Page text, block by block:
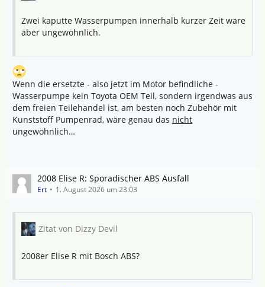
Zwei kaputte Wasserpumpen innerhalb kurzer Zeit wäre
aber ungewöhnlich.
Wenn die ersetzte - also jetzt im Motor befindliche -
Wasserpumpe kein Toyota OEM Teil, sondern irgendwas aus
dem freien Teilehandel ist, am besten noch Zubehör mit
Kunststoff Pumpenrad, wäre genau das nicht
ungewöhnlich…
2008 Elise R: Sporadischer ABS Ausfall
Ert 1. August 2026 um 23:03
Zitat von Dizzy Devil
2008er Elise R mit Bosch ABS?